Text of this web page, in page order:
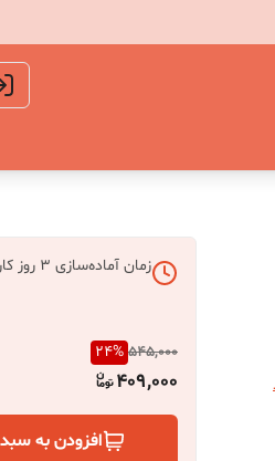
زمان آماده‌سازی 3 روز
545,000
24%
409,000
افزودن به